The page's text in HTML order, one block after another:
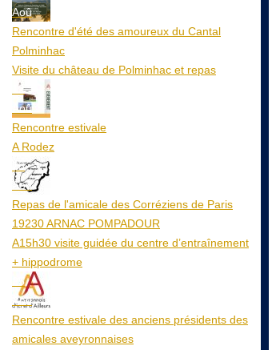
Aoû
Rencontre d'été des amoureux du Cantal
Polminhac
Visite du château de Polminhac et repas
12
Aoû
Rencontre estivale
A Rodez
23
Aoû
Repas de l'amicale des Corréziens de Paris
19230 ARNAC POMPADOUR
A15h30 visite guidée du centre d’entraînement
+ hippodrome
25
Aoû
Rencontre estivale des anciens présidents des
amicales aveyronnaises